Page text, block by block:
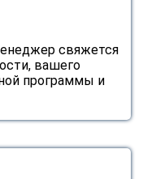
свяжется
вашего
программы и